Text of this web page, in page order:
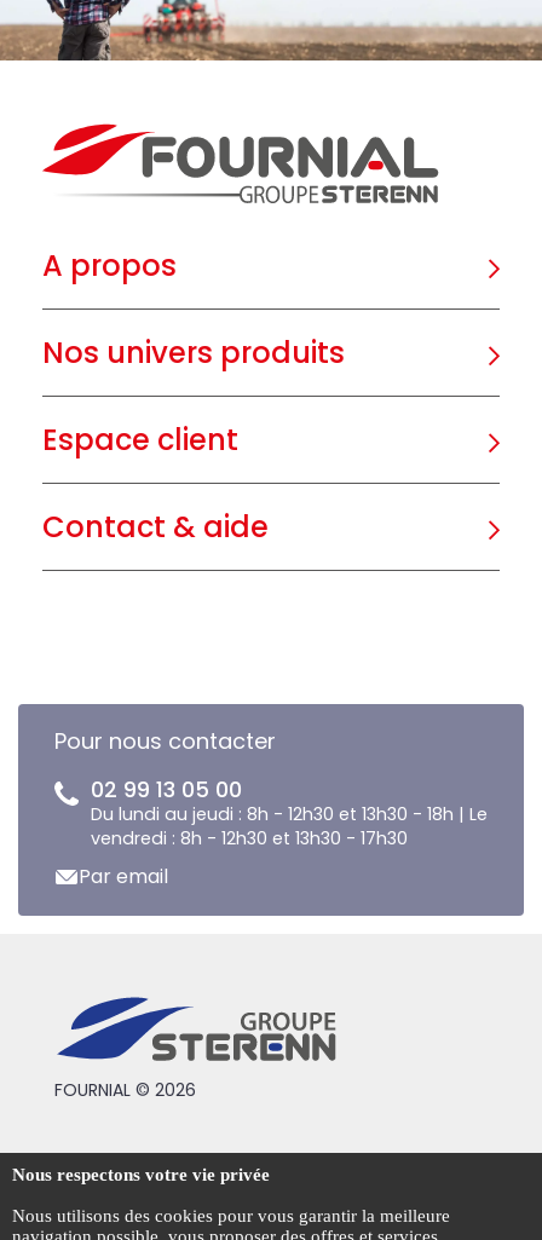
A propos
Nos univers produits
Espace client
Contact & aide
Pour nous contacter
02 99 13 05 00
Du lundi au jeudi : 8h - 12h30 et 13h30 - 18h | Le
vendredi : 8h - 12h30 et 13h30 - 17h30
Par email
FOURNIAL © 2026
Conditions générales de vente
Mentions légales
Nous respectons votre vie privée
Nous utilisons des cookies pour vous garantir la meilleure